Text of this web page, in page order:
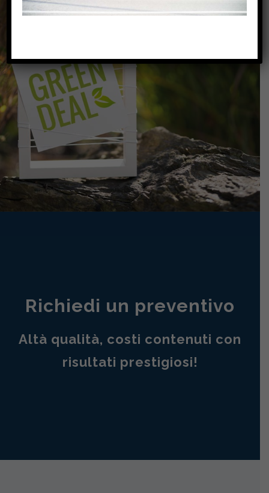
Richiedi un preventivo
Altà qualità, costi contenuti con
risultati prestigiosi!